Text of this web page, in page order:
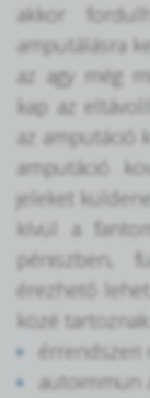
akkor
amputálásra
az agy még
kap az
az amputáció
amputáció
jeleket
kívül a
péniszben,
érezhető
közé tartoznak:
érrendszeri
autoimmun